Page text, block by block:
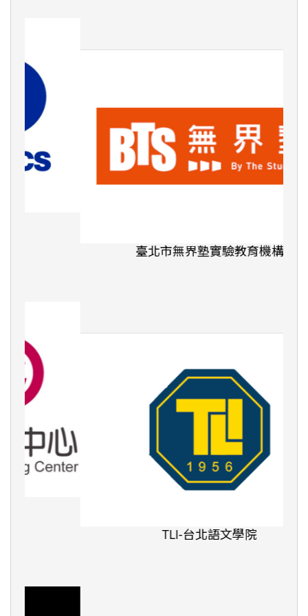
臺北市無界塾實驗教育機構
TLI-台北語文學院